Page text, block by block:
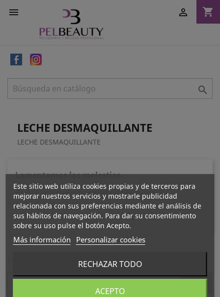
 shopping_cart


LECHE DESMAQUILLANTE
LECHE DESMAQUILLANTE
Lamentamos las molestias.
Realice una nueva búsqueda sobre su interés

Infórmese de nuestras últimas noticias y ofertas especiales
Este sitio web utiliza cookies propias y de terceros para
mejorar nuestros servicios y mostrarle publicidad
relacionada con sus preferencias mediante el análisis de
sus hábitos de navegación. Para dar su consentimiento
sobre su uso pulse el botón Acepto.
Más información Personalizar cookies
RECHAZAR TODO
ACEPTO